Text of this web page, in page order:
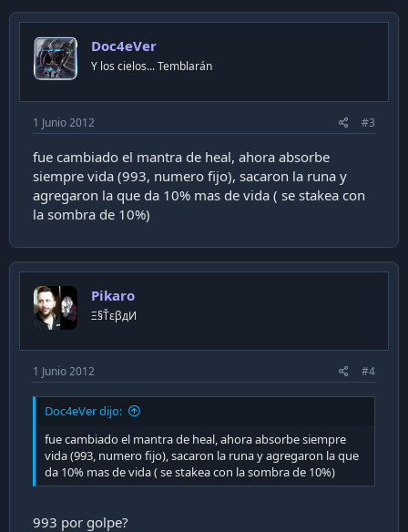
Doc4eVer
Y los cielos... Temblarán
1 Junio 2012 #3
fue cambiado el mantra de heal, ahora absorbe
siempre vida (993, numero fijo), sacaron la runa y
agregaron la que da 10% mas de vida ( se stakea con
la sombra de 10%)
Pikaro
Ξ§ŤεβдИ
1 Junio 2012 #4
Doc4eVer dijo:
fue cambiado el mantra de heal, ahora absorbe siempre
vida (993, numero fijo), sacaron la runa y agregaron la que
da 10% mas de vida ( se stakea con la sombra de 10%)
993 por golpe?